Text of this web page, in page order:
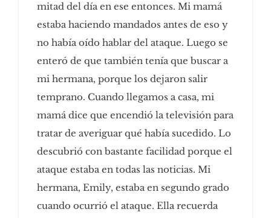
mitad del día en ese entonces. Mi mamá
estaba haciendo mandados antes de eso y
no había oído hablar del ataque. Luego se
enteró de que también tenía que buscar a
mi hermana, porque los dejaron salir
temprano. Cuando llegamos a casa, mi
mamá dice que encendió la televisión para
tratar de averiguar qué había sucedido. Lo
descubrió con bastante facilidad porque el
ataque estaba en todas las noticias. Mi
hermana, Emily, estaba en segundo grado
cuando ocurrió el ataque. Ella recuerda